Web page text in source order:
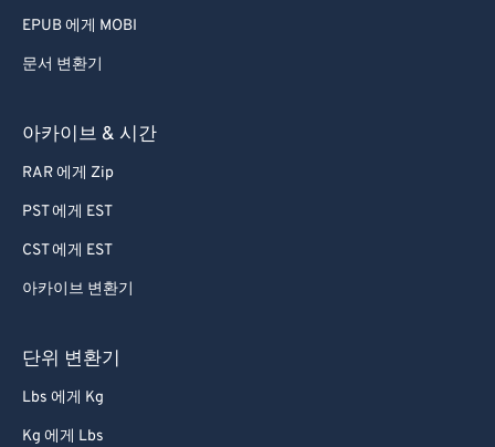
EPUB 에게 MOBI
문서 변환기
아카이브 & 시간
RAR 에게 Zip
PST 에게 EST
CST 에게 EST
아카이브 변환기
단위 변환기
Lbs 에게 Kg
Kg 에게 Lbs